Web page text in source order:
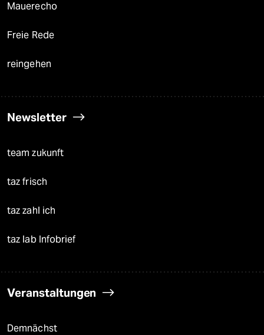
Mauerecho
Freie Rede
reingehen
Newsletter
team zukunft
taz frisch
taz zahl ich
taz lab Infobrief
Veranstaltungen
Demnächst